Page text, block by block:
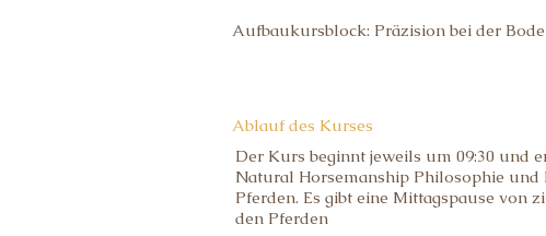
Aufbaukursblock: Präzision bei der
Ablauf des Kurses
Der Kurs beginnt jeweils um 09:30 und
Natural Horsemanship Philosophie
Pferden. Es gibt eine Mittagspause von
den Pferden